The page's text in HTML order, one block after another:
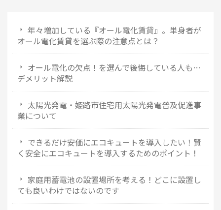
年々増加している『オール電化賃貸』。単身者が
オール電化賃貸を選ぶ際の注意点とは？
オール電化の欠点！を選んで後悔している人も…
デメリット解説
太陽光発電・姫路市住宅用太陽光発電普及促進事
業について
できるだけ安価にエコキュートを導入したい！賢
く安全にエコキュートを導入するためのポイント！
家庭用蓄電池の設置場所を考える！どこに設置し
ても良いわけではないのです